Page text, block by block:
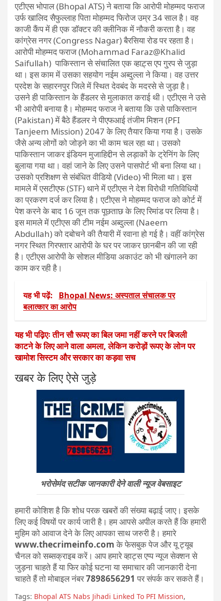
एटीएस भोपाल (Bhopal ATS) ने बताया कि आरोपी मोहम्मद फराज
उर्फ खालिद सैफुल्लाह पिता मोहम्मद फिरोज उम्र 34 साल है। वह
काजी कैंप में ही एक डॉक्टर की क्लीनिक में नौकरी करता है। वह
कांग्रेस नगर (Congress Nagar) बैरसिया रोड पर रहता है।
आरोपी मोहम्मद फराज (Mohammad Faraz@Khalid
Saifullah) पाकिस्तान से संचालित एक व्हाट़्स एप गु्रप से जुड़ा
था। इस काम में उसका सहयोग नईम अब्दुल्ला ने किया। वह उत्तर
प्रदेश के सहारनपुर जिले में स्थित देवबंद के मदरसे से जुड़ा है।
उसने ही पाकिस्तान के हैंडलर से मुलाकात कराई थी। एटीएस ने उसे
भी आरोपी बनाया है। मोहम्मद फराज ने बताया कि उसे पाकिस्तान
(Pakistan) में बैठे हैंडलर ने पीएफआई तंजीम मिशन (PFI
Tanjeem Mission) 2047 के लिए तैयार किया गया है। उसके
जैसे अन्य लोगों को जोड़ने का भी काम चल रहा था। उसको
पाकिस्तान जाकर इंडियन मुजाहिद्दीन से लड़ाकों के ट्रेनिंग के लिए
बुलाया गया था। वहां जाने के लिए उसने पासपोर्ट भी बना लिया था।
उसको प्रशिक्षण से संबंधित वीडियो (Video) भी मिला था। इस
मामले में एसटीएफ (STF) थाने में एटीएस ने देश विरोधी गतिविधियों
का प्रकरण दर्ज कर लिया है। एटीएस ने मोहम्मद फराज को कोर्ट में
पेश करने के बाद 16 जून तक पूछताछ के लिए रिमांड पर लिया है।
इस मामले में एटीएस की टीम नईम अब्दुल्ला (Naeem
Abdullah) को दबोचने की तैयारी में रवाना हो गई है। वहीं कांग्रेस
नगर स्थित गिरफ्तार आरोपी के घर पर जाकर छानबीन की जा रही
है। एटीएस आरोपी के सोशल मीडिया अकाउंट को भी खंगालने का
काम कर रही है।
यह भी पढ़ें:
Bhopal News: अस्पताल संचालक पर
बलात्कार का आरोप
यह भी पढ़िएः तीन सौ रूपए का बिल जमा नहीं करने पर बिजली
काटने के लिए आने वाला अमला, लेकिन करोड़ों रूपए के लोन पर
खामोश सिस्टम और सरकार का कड़वा सच
खबर के लिए ऐसे जुड़े
भरोसेमंद सटीक जानकारी देने वाली न्यूज वेबसाइट
हमारी कोशिश है कि शोध परक खबरों की संख्या बढ़ाई जाए। इसके
लिए कई विषयों पर कार्य जारी है। हम आपसे अपील करते हैं कि हमारी
मुहिम को आवाज देने के लिए आपका साथ जरुरी है। हमारे
www.thecrimeinfo.comके फेसबुक पेज और यू ट्यूब
चैनल को सब्सक्राइब करें। आप हमारे व्हाट्स एप्प न्यूज सेक्शन से
जुड़ना चाहते हैं या फिर कोई घटना या समाचार की जानकारी देना
चाहते हैं तो मोबाइल नंबर7898656291 पर संपर्क कर सकते हैं।
Tags: Bhopal ATS Nabs Jihadi Linked To PFI Mission,